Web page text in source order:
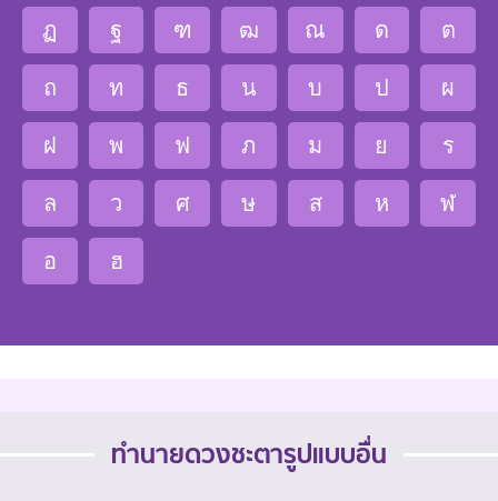
ฏ
ฐ ฑ ฒ ณ ด
ต
ถ
ท ธ น บ ป
ผ
ฝ
พ ฟ ภ ม ย
ร
ล
ว ศ ษ ส ห
ฬ
อ
ฮ
ทำนายดวงชะตารูปแบบอื่น